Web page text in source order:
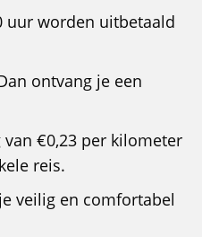
uur worden uitbetaald
ontvang je een
€0,23 per kilometer
reis.
veilig en comfortabel